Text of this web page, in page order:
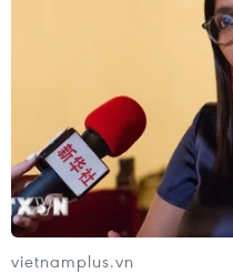
vietnamplus.vn